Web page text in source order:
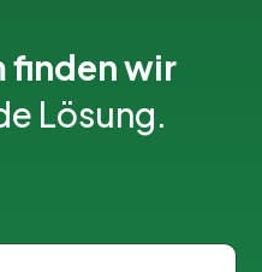
finden wir
Lösung.